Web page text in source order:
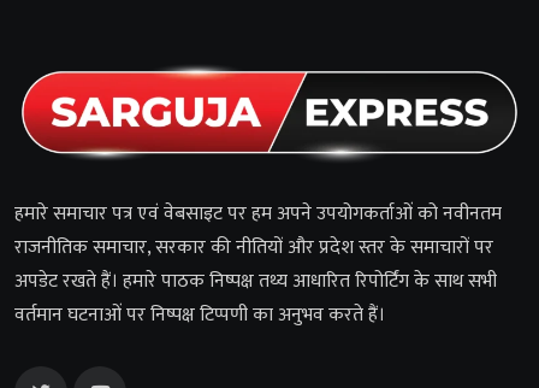
हमारे समाचार पत्र एवं वेबसाइट पर हम अपने उपयोगकर्ताओं को नवीनतम
राजनीतिक समाचार, सरकार की नीतियों और प्रदेश स्तर के समाचारों पर
अपडेट रखते हैं। हमारे पाठक निष्पक्ष तथ्य आधारित रिपोर्टिंग के साथ सभी
वर्तमान घटनाओं पर निष्पक्ष टिप्पणी का अनुभव करते हैं।